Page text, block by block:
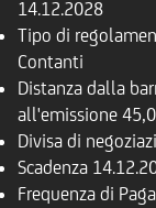
14.12.2028
Tipo di
Contanti
Distanza dalla
all'emissione
Divisa di
Scadenza
Frequenza di